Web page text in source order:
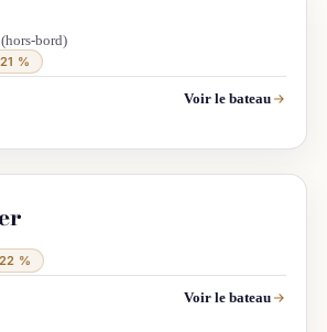
bord)
%
Voir le bateau
%
Voir le bateau